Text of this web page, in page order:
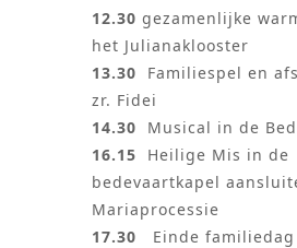
12.30 gezamenlijke
het Julianaklooster
13.30 Familiespel en
zr. Fidei
14.30 Musical in de
16.15
Heilige Mis in de
bedevaartkapel
Mariaprocessie
17.30 Einde familiedag